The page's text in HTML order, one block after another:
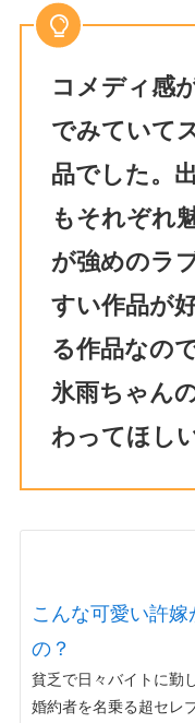
コメディ感
でみていて
品でした。
もそれぞれ
が強めのラ
すい作品が
る作品なの
氷雨ちゃん
わってほし
こんな可愛い許
の？
貧乏で日々バイトに勤
婚約者を名乗る超セレ